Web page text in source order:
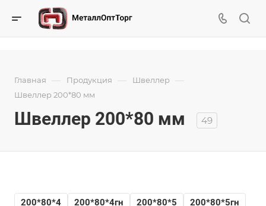
Главная — Продукция — Швеллер —
Швеллер 200*80 мм
Швеллер 200*80 мм 49
200*80*4 200*80*4гн 200*80*5
200*80*5гн